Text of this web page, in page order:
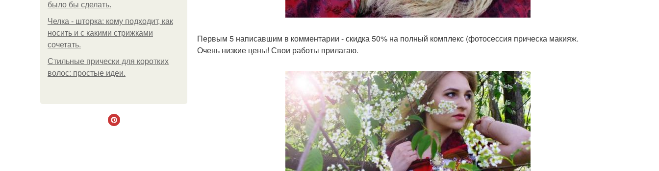
было бы сделать.
Челка - шторка: кому подходит, как
носить и с какими стрижками
сочетать.
Стильные прически для коротких
волос: простые идеи.
Первым 5 написавшим в комментарии - скидка 50% на полный комплекс (фотосессия прическа макияж.
Очень низкие цены! Свои работы прилагаю.